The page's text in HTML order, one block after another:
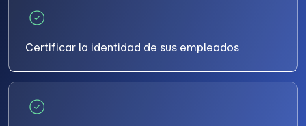
Certificar la identidad de sus empleados